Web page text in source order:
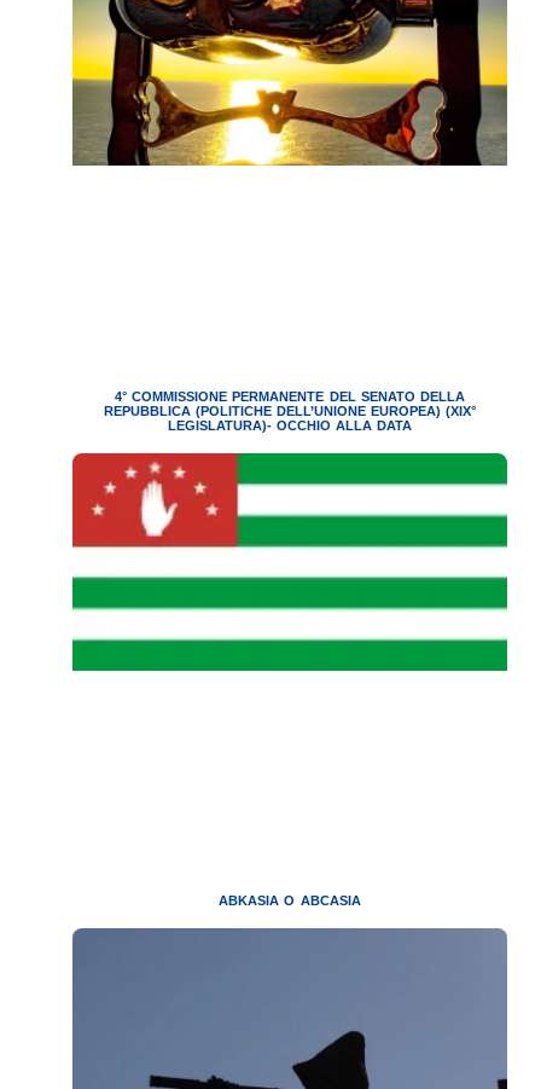
4° COMMISSIONE PERMANENTE DEL SENATO DELLA
REPUBBLICA (POLITICHE DELL’UNIONE EUROPEA) (XIX°
LEGISLATURA)- OCCHIO ALLA DATA
ABKASIA O ABCASIA